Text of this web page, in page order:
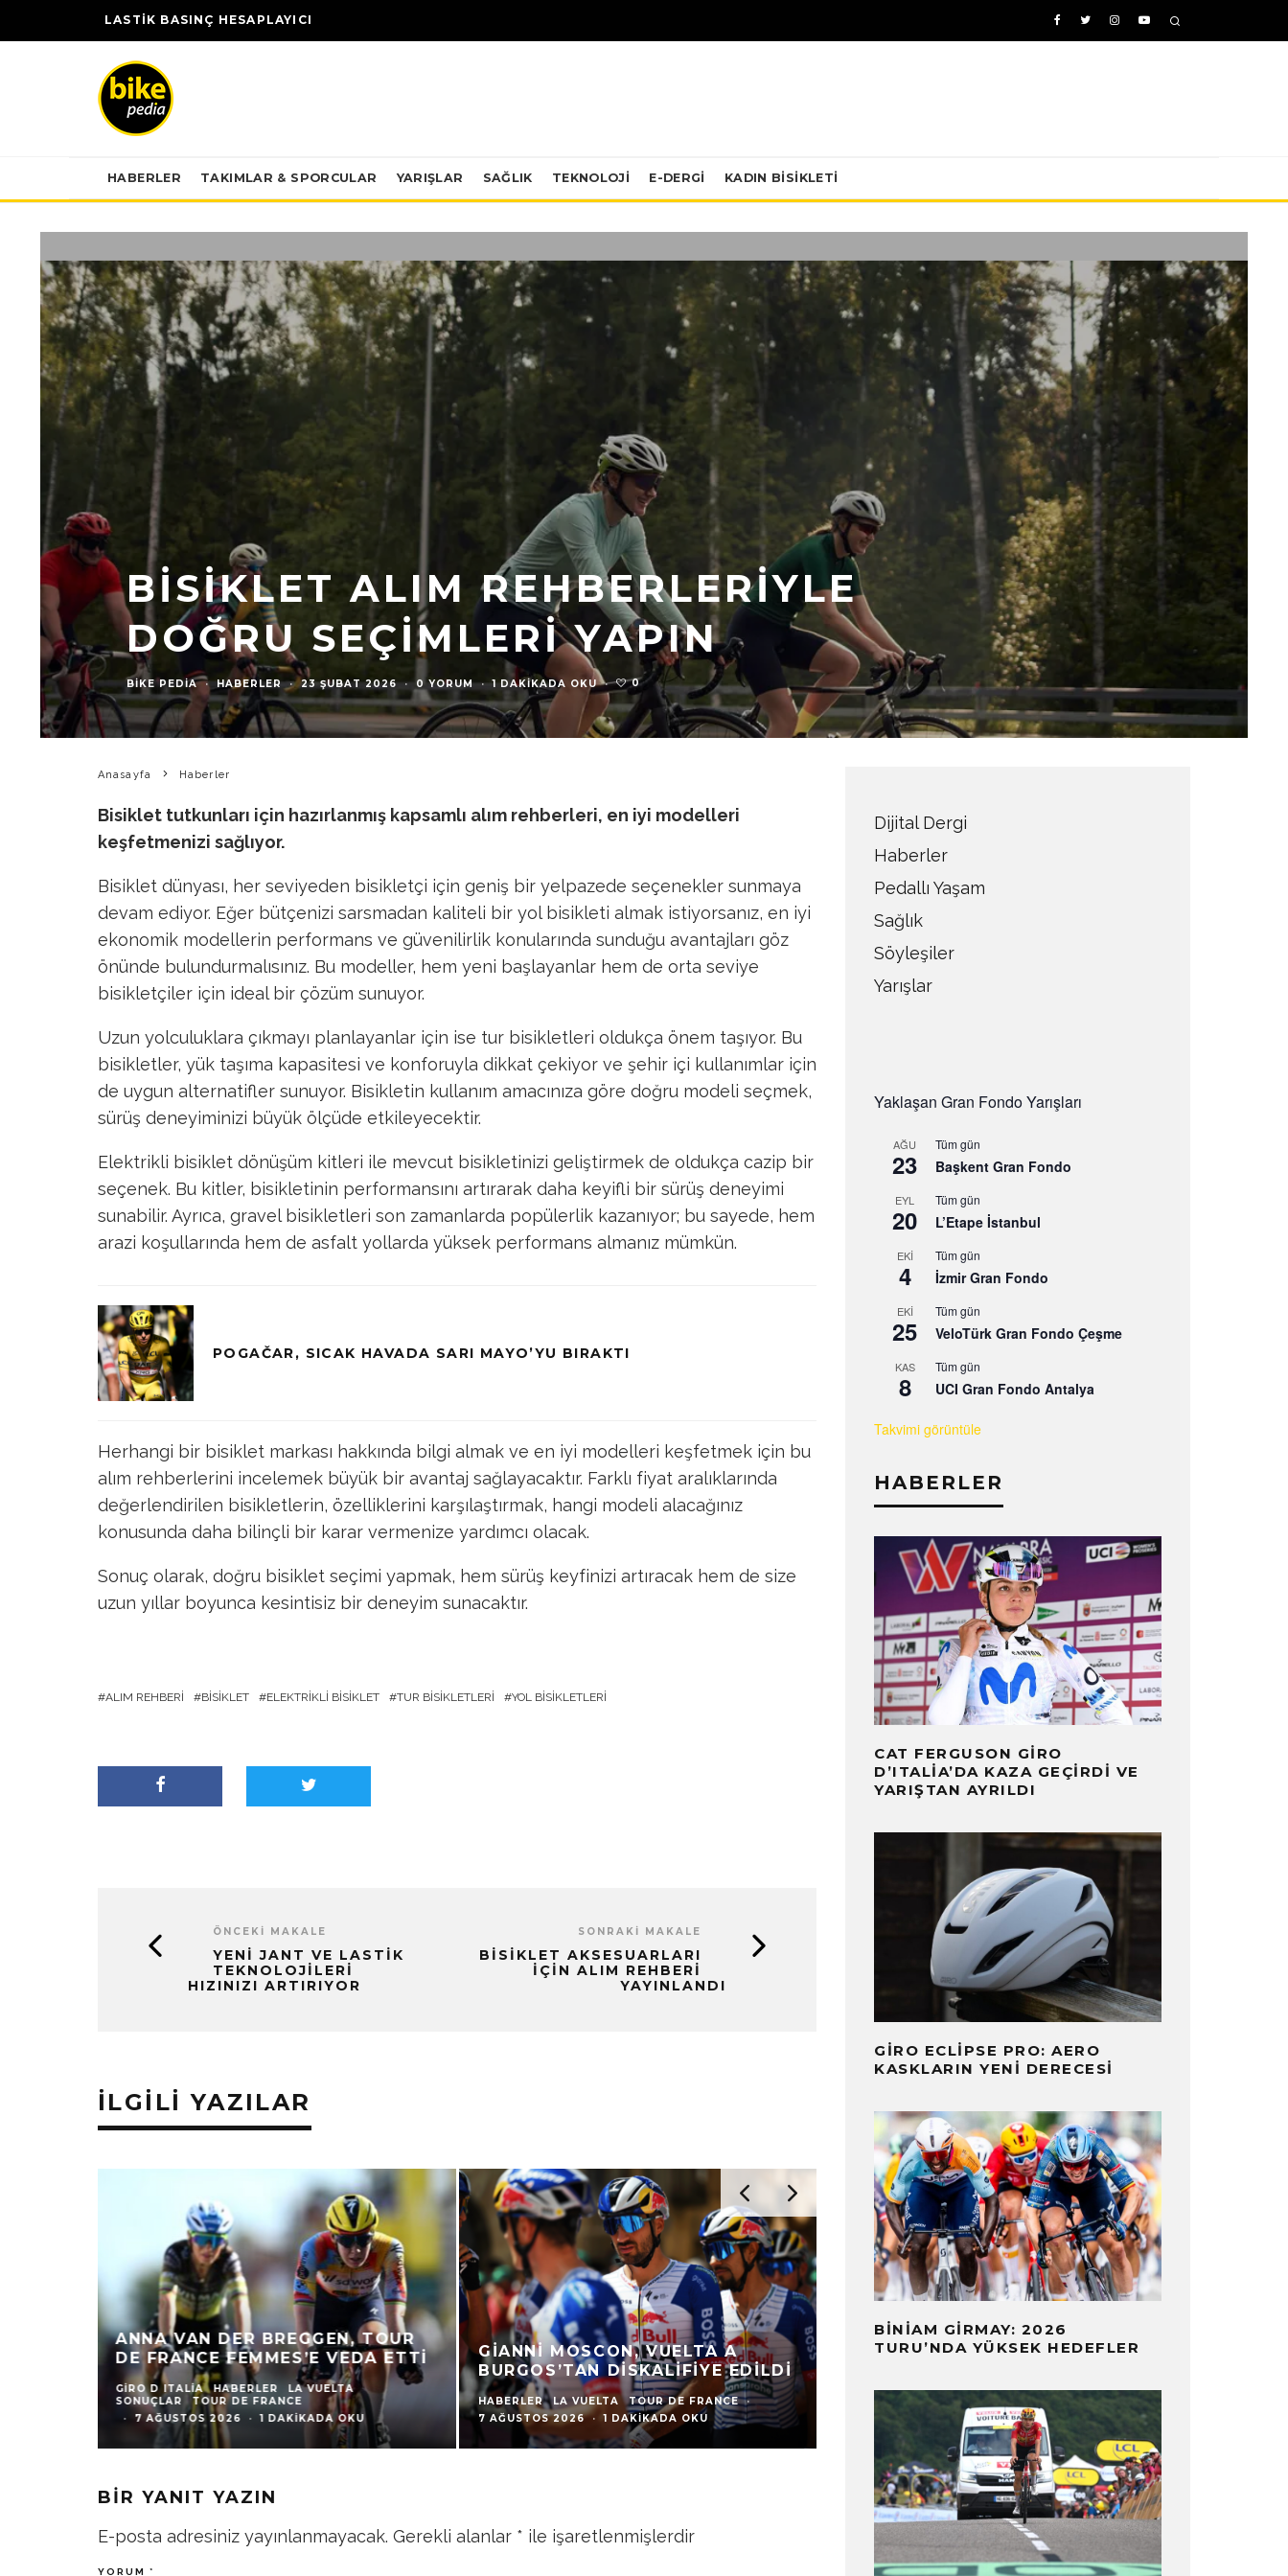
LASTİK BASINÇ HESAPLAYICI
HABERLER TAKIMLAR & SPORCULAR YARIŞLAR SAĞLIK TEKNOLOJI E-DERGİ KADIN BISIKLETI
BISIKLET ALIM REHBERLERIYLE
DOĞRU SEÇIMLERI YAPIN
BIKE PEDIA · HABERLER · 23 ŞUBAT 2026 · 0 YORUM · 1 DAKIKADA OKU · 0
Anasayfa Haberler
Bisiklet tutkunları için hazırlanmış kapsamlı alım rehberleri, en iyi modelleri
keşfetmenizi sağlıyor.
Bisiklet dünyası, her seviyeden bisikletçi için geniş bir yelpazede seçenekler sunmaya
devam ediyor. Eğer bütçenizi sarsmadan kaliteli bir yol bisikleti almak istiyorsanız, en iyi
ekonomik modellerin performans ve güvenilirlik konularında sunduğu avantajları göz
önünde bulundurmalısınız. Bu modeller, hem yeni başlayanlar hem de orta seviye
bisikletçiler için ideal bir çözüm sunuyor.
Uzun yolculuklara çıkmayı planlayanlar için ise tur bisikletleri oldukça önem taşıyor. Bu
bisikletler, yük taşıma kapasitesi ve konforuyla dikkat çekiyor ve şehir içi kullanımlar için
de uygun alternatifler sunuyor. Bisikletin kullanım amacınıza göre doğru modeli seçmek,
sürüş deneyiminizi büyük ölçüde etkileyecektir.
Elektrikli bisiklet dönüşüm kitleri ile mevcut bisikletinizi geliştirmek de oldukça cazip bir
seçenek. Bu kitler, bisikletinin performansını artırarak daha keyifli bir sürüş deneyimi
sunabilir. Ayrıca, gravel bisikletleri son zamanlarda popülerlik kazanıyor; bu sayede, hem
arazi koşullarında hem de asfalt yollarda yüksek performans almanız mümkün.
POGAČAR, SICAK HAVADA SARI MAYO’YU BIRAKTI
Herhangi bir bisiklet markası hakkında bilgi almak ve en iyi modelleri keşfetmek için bu
alım rehberlerini incelemek büyük bir avantaj sağlayacaktır. Farklı fiyat aralıklarında
değerlendirilen bisikletlerin, özelliklerini karşılaştırmak, hangi modeli alacağınız
konusunda daha bilinçli bir karar vermenize yardımcı olacak.
Sonuç olarak, doğru bisiklet seçimi yapmak, hem sürüş keyfinizi artıracak hem de size
uzun yıllar boyunca kesintisiz bir deneyim sunacaktır.
ALIM REHBERI BISIKLET ELEKTRIKLI BISIKLET TUR BISIKLETLERI YOL BISIKLETLERI
ÖNCEKI MAKALE
YENI JANT VE LASTIK
TEKNOLOJILERI
HIZINIZI ARTIRIYOR
SONRAKI MAKALE
BISIKLET AKSESUARLARI
IÇIN ALIM REHBERI
YAYINLANDI
İLGILI YAZILAR
ANNA VAN DER BREGGEN, TOUR
DE FRANCE FEMMES’E VEDA ETTI
GIRO D ITALIA HABERLER
LA VUELTA
SONUÇLAR
TOUR DE FRANCE
·
7 AĞUSTOS 2026 · 1 DAKIKADA OKU
GIANNI MOSCON, VUELTA A
BURGOS’TAN DISKALIFIYE EDILDI
HABERLER LA VUELTA TOUR DE FRANCE
·
7 AĞUSTOS 2026
· 1 DAKIKADA OKU
BIR YANIT YAZIN
E-posta adresiniz yayınlanmayacak. Gerekli alanlar * ile işaretlenmişlerdir
YORUM *
Dijital Dergi
Haberler
Pedallı Yaşam
Sağlık
Söyleşiler
Yarışlar
Yaklaşan Gran Fondo Yarışları
AĞU
23
Tüm gün
Başkent Gran Fondo
EYL
20
Tüm gün
L’Etape İstanbul
EKI
4
Tüm gün
İzmir Gran Fondo
EKI
25
Tüm gün
VeloTürk Gran Fondo Çeşme
KAS
8
Tüm gün
UCI Gran Fondo Antalya
Takvimi görüntüle
HABERLER
CAT FERGUSON GIRO
D’ITALIA’DA KAZA GEÇIRDI VE
YARIŞTAN AYRILDI
GIRO ECLIPSE PRO: AERO
KASKLARIN YENI DERECESI
BINIAM GIRMAY: 2026
TURU’NDA YÜKSEK HEDEFLER